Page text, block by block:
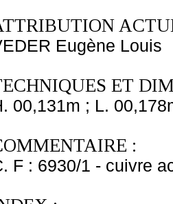
Eugène Louis
ET
00,131m ; L.
:
F : 6930/1 - cuivre